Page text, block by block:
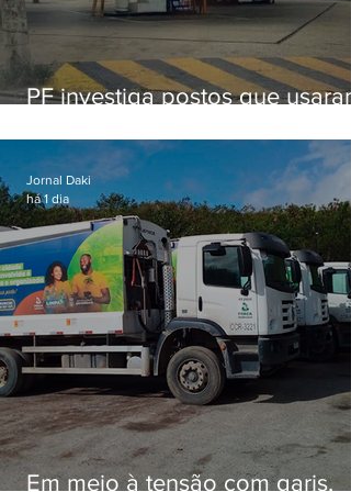
PF investiga postos que usaram
secretário morto em 2020
Em meio à tensão com garis,
Jornal Daki
há 1 dia